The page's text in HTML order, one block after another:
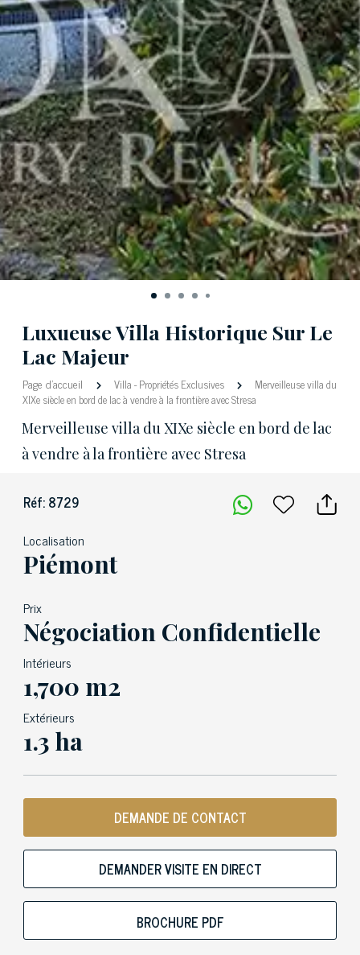
Luxueuse Villa Historique Sur Le
Lac Majeur
Page d'accueil Villa-Propriétés Exclusives
Merveilleuse villa du
XIXe siècle en bord de lac à vendre à la frontière avec Stresa
Merveilleuse villa du XIXe siècle en bord de lac
à vendre à la frontière avec Stresa
Réf: 8729
Localisation
Piémont
Prix
Négociation Confidentielle
Intérieurs
1,700 m2
Extérieurs
1.3 ha
DEMANDE DE CONTACT
DEMANDER VISITE EN DIRECT
BROCHURE PDF